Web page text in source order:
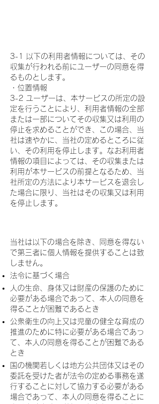
3-1 以下の利用者情報については、その
収集が行われる前にユーザーの同意を得
るものとします。
・位置情報
3-2 ユーザーは、本サービスの所定の設
定を行うことにより、利用者情報の全部
または一部についてその収集又は利用の
停止を求めることができ、この場合、当
社は速やかに、当社の定めるところに従
い、その利用を停止します。なお利用者
情報の項目によっては、その収集または
利用が本サービスの前提となるため、当
社所定の方法により本サービスを退会し
た場合に限り、当社はその収集又は利用
を停止します。
当社は以下の場合を除き、同意を得ない
で第三者に個人情報を提供することは致
しません。
法令に基づく場合
人の生命、身体又は財産の保護のために
必要がある場合であって、本人の同意を
得ることが困難であるとき
公衆衛生の向上又は児童の健全な育成の
推進のために特に必要がある場合であっ
て、本人の同意を得ることが困難である
とき
国の機関若しくは地方公共団体又はその
委託を受けた者が法令の定める事務を遂
行することに対して協力する必要がある
場合であって、本人の同意を得ることに